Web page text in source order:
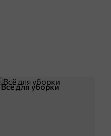
Всё для уборки